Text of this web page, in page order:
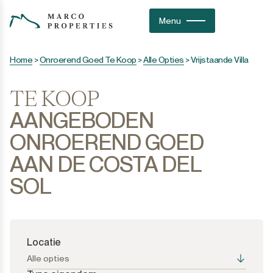
Menu
Home >Onroerend Goed Te Koop >Alle Opties >Vrijstaande Villa
TE KOOP
AANGEBODEN
ONROEREND GOED
AAN DE COSTA DEL
SOL
Locatie
Alle opties